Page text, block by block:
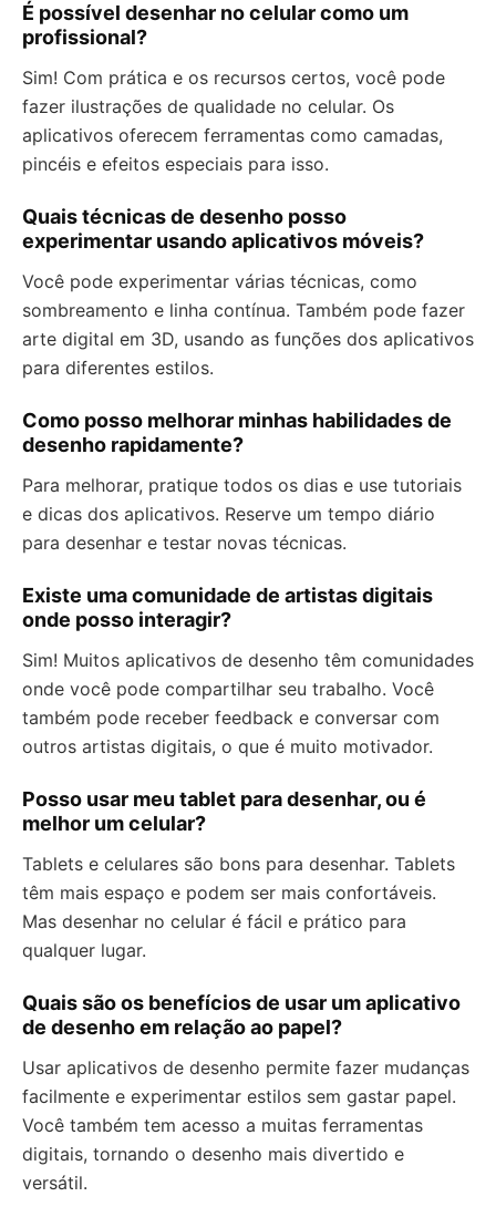
É possível desenhar no celular como um
profissional?
Sim! Com prática e os recursos certos, você pode
fazer ilustrações de qualidade no celular. Os
aplicativos oferecem ferramentas como camadas,
pincéis e efeitos especiais para isso.
Quais técnicas de desenho posso
experimentar usando aplicativos móveis?
Você pode experimentar várias técnicas, como
sombreamento e linha contínua. Também pode fazer
arte digital em 3D, usando as funções dos aplicativos
para diferentes estilos.
Como posso melhorar minhas habilidades de
desenho rapidamente?
Para melhorar, pratique todos os dias e use tutoriais
e dicas dos aplicativos. Reserve um tempo diário
para desenhar e testar novas técnicas.
Existe uma comunidade de artistas digitais
onde posso interagir?
Sim! Muitos aplicativos de desenho têm comunidades
onde você pode compartilhar seu trabalho. Você
também pode receber feedback e conversar com
outros artistas digitais, o que é muito motivador.
Posso usar meu tablet para desenhar, ou é
melhor um celular?
Tablets e celulares são bons para desenhar. Tablets
têm mais espaço e podem ser mais confortáveis.
Mas desenhar no celular é fácil e prático para
qualquer lugar.
Quais são os benefícios de usar um aplicativo
de desenho em relação ao papel?
Usar aplicativos de desenho permite fazer mudanças
facilmente e experimentar estilos sem gastar papel.
Você também tem acesso a muitas ferramentas
digitais, tornando o desenho mais divertido e
versátil.